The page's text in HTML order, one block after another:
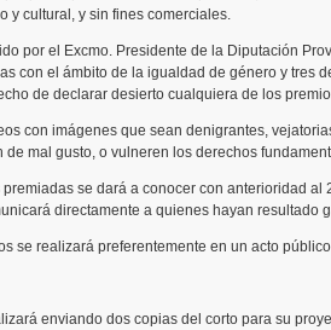
y cultural, y sin fines comerciales.
por el Excmo. Presidente de la Diputación
con el ámbito de la igualdad de género y tres
de declarar desierto cualquiera de los
con imágenes que sean denigrantes,
de mal gusto, o vulneren los derechos
se dará a conocer con anterioridad
directamente a quienes hayan resultado
se realizará preferentemente en un acto
enviando dos copias del corto para su